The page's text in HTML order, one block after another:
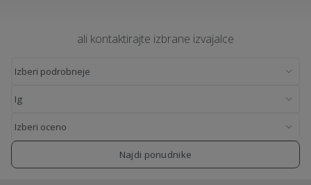
ali kontaktirajte izbrane izvajalce
Najdi ponudnike